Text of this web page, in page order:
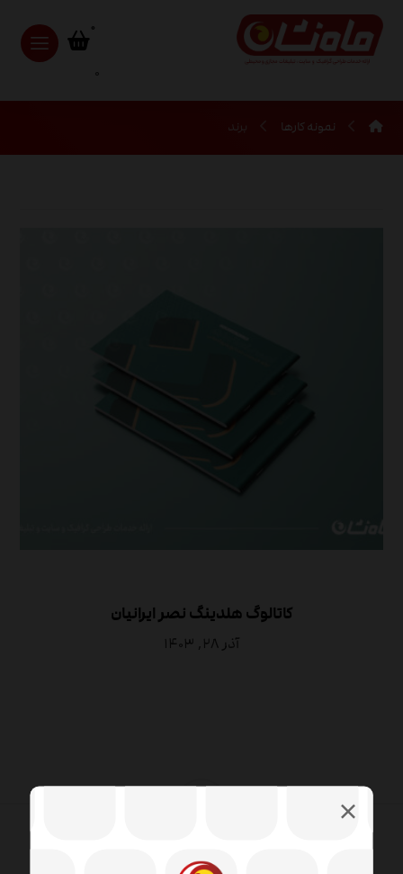
نمونه کارها برند
کاتالوگ هلدینگ نصر ایرانیان
آذر ۲۸, ۱۴۰۳